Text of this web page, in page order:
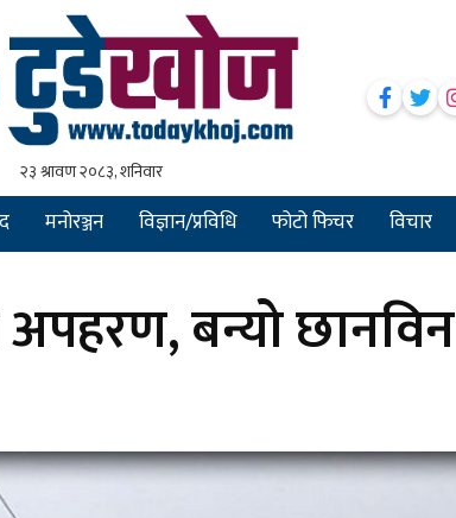
मनोरञ्जन विज्ञान/प्रविधि फोटो फिचर विचार
बन्यो छानविन